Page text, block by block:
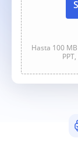
Hasta 100